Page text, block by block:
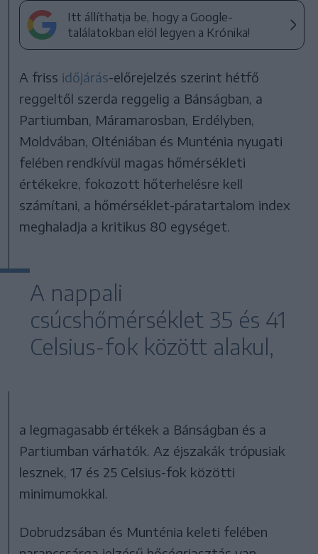
Itt állíthatja be, hogy a Google-
találatokban elöl legyen a Krónika!
A friss időjárás-előrejelzés szerint hétfő
reggeltől szerda reggelig a Bánságban, a
Partiumban, Máramarosban, Erdélyben,
Moldvában, Olténiában és Munténia nyugati
felében rendkívül magas hőmérsékleti
értékekre, fokozott hőterhelésre kell
számítani, a hőmérséklet-páratartalom index
meghaladja a kritikus 80 egységet.
A nappali
csúcshőmérséklet 35 és 41
Celsius-fok között alakul,
a legmagasabb értékek a Bánságban és a
Partiumban várhatók. Az éjszakák trópusiak
lesznek, 17 és 25 Celsius-fok közötti
minimumokkal.
Dobrudzsában és Munténia keleti felében